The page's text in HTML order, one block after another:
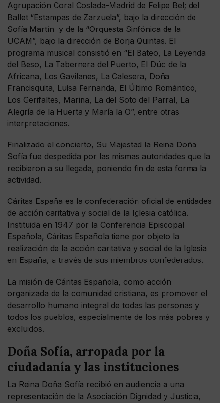
Agrupación Coral Coslada-Madrid de Felipe Bel; del
Ballet “Estampas de Zarzuela”, bajo la dirección de
Sofía Martín, y de la “Orquesta Sinfónica de la
UCAM”, bajo la dirección de Borja Quintas. El
programa musical consistió en “El Bateo, La Leyenda
del Beso, La Tabernera del Puerto, El Dúo de la
Africana, Los Gavilanes, La Calesera, Doña
Francisquita, Luisa Fernanda, El Último Romántico,
Los Gerifaltes, Marina, La del Soto del Parral, La
Alegría de la Huerta y María la O”, entre otras
interpretaciones.
Finalizado el concierto, Su Majestad la Reina Doña
Sofía fue despedida por las mismas autoridades que la
recibieron a su llegada, poniendo fin de esta forma la
actividad.
Cáritas España es la confederación oficial de entidades
de acción caritativa y social de la Iglesia católica.
Instituida en 1947 por la Conferencia Episcopal
Española, Cáritas Española tiene por objeto la
realización de la acción caritativa y social de la Iglesia
en España, a través de sus miembros confederados.
La misión de Cáritas Española, como acción
organizada de la comunidad cristiana, es promover el
desarrollo humano integral de todas las personas y
todos los pueblos, especialmente de los más pobres y
excluidos.
Doña Sofía, arropada por la
ciudadanía y las instituciones
La Reina Doña Sofía recibió en audiencia a una
representación de la Asociación Dignidad y Justicia,